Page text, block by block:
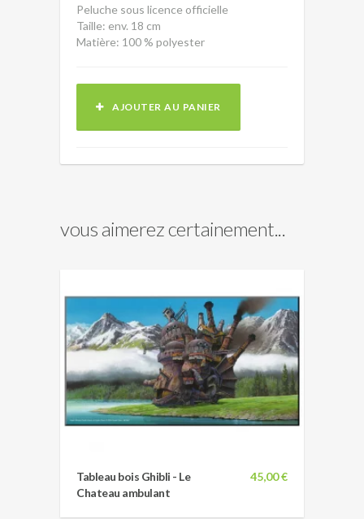
Peluche sous licence officielle
Taille: env. 18 cm
Matière: 100 % polyester
AJOUTER AU PANIER
vous aimerez certainement...
45,00 €
Tableau bois Ghibli - Le
Chateau ambulant